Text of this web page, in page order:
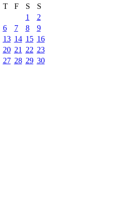
T F S
S
1
2
6 7 8
9
13 14 15 16
20 21 22 23
27 28 29 30